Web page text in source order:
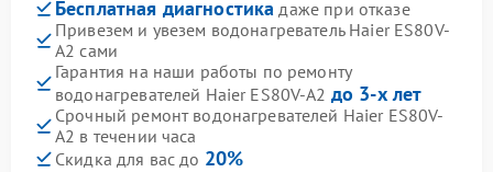
Бесплатная диагностика даже при отказе
Привезем и увезем водонагреватель Haier ES80V-
A2 сами
Гарантия на наши работы по ремонту
водонагревателей Haier ES80V-A2 до 3-х лет
Срочный ремонт водонагревателей Haier ES80V-
A2 в течении часа
Скидка для вас до 20%